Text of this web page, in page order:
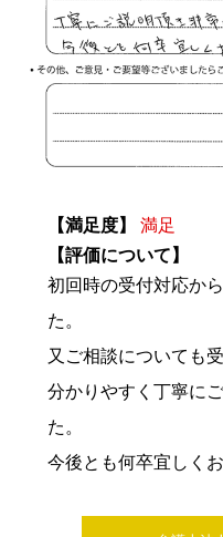
【満足度】
満足
【評価について】
初回時の受付対応か
た。
又ご相談についても
分かりやすく丁寧に
た。
今後とも何卒宜しく